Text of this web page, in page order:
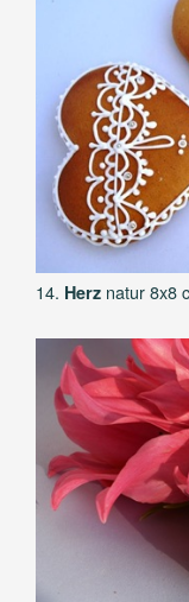
14. Herz natur 8x8